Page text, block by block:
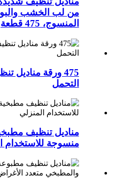
من لب الخشب
المنسوج، 475 قطعة
475 ورقة
التحمل
مناديل تنظيف
منسوجة للاستخدام